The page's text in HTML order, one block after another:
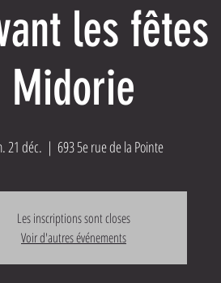
les fêtes
Midorie
21 déc.
  |
693 5e rue de la Pointe
Les inscriptions sont closes
Voir d'autres événements